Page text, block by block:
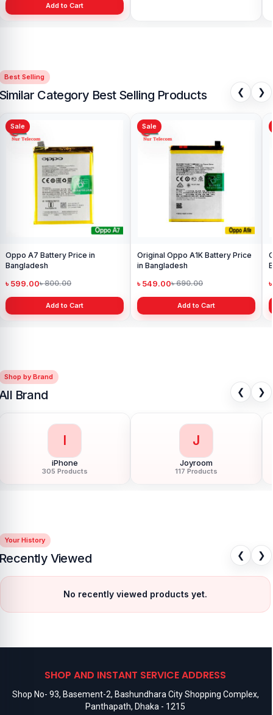
Add to Cart
Best Selling
Category Best Selling Products ❮ ❯
Sale
Oppo A7 Battery Price in
Bangladesh
৳ 599.00৳ 800.00
Add to Cart
Sale
Original Oppo A1K Battery Price
in Bangladesh
৳ 549.00৳ 690.00
Add to Cart
Shop by Brand
Brand ❮ ❯
I
iPhone
305 Products
J
Joyroom
117 Products
Your History
Viewed ❮ ❯
No recently viewed products yet.
SHOP AND INSTANT SERVICE ADDRESS
Shop No- 93, Basement-2, Bashundhara City Shopping Complex,
Panthapath, Dhaka - 1215